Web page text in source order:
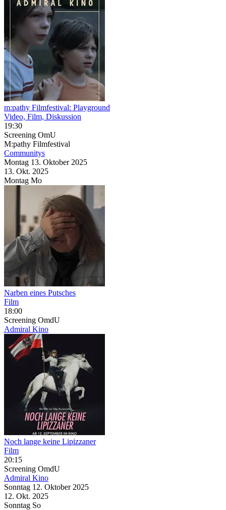
m:pathy Filmfestival: Playground
Video, Film, Diskussion
19:30
Screening OmU
M:pathy Filmfestival
Communitys
Montag 13. Oktober 2025
13. Okt. 2025
Montag Mo
Narben eines Putsches
Film
18:00
Screening OmdU
Admiral Kino
Noch lange keine Lipizzaner
Film
20:15
Screening OmdU
Admiral Kino
Sonntag 12. Oktober 2025
12. Okt. 2025
Sonntag So